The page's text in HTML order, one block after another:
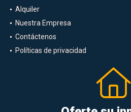
Alquiler
Nuestra Empresa
Contáctenos
Políticas de privacidad